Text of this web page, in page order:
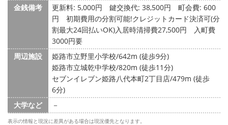
金銭備考
更新料: 5,000円 鍵交換代: 38,500円
町会費: 600
円
初期費用の分割可能!クレジットカード決済可(分
割最大24回払いOK)入居時清掃費27,500円 入町費
3000円要
周辺施設
姫路市立野里小学校/642m (徒歩9分)
姫路市立城乾中学校/820m (徒歩11分)
セブンイレブン姫路八代本町2丁目店/479m (徒歩
6分)
大学など
－
表示の情報と現況に差異がある場合は現況優先となります。